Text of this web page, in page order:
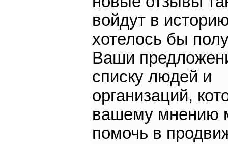
войдут в
хотелось бы
Ваши
списку людей и
организаций,
вашему мнению
помочь в